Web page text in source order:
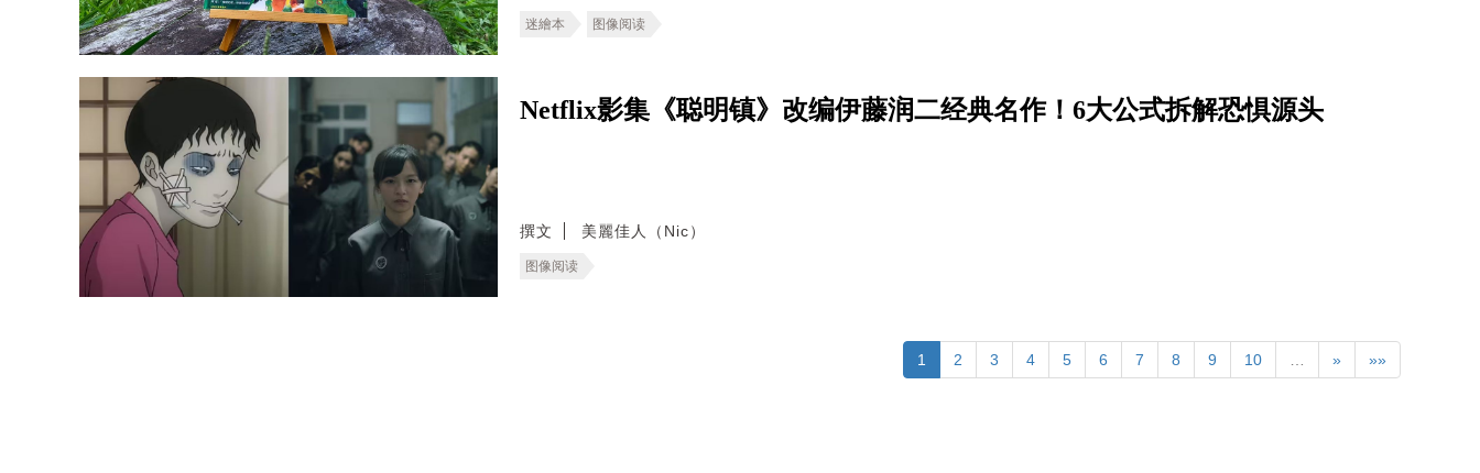
迷繪本 图像阅读
Netflix影集《聪明镇》改编伊藤润二经典名作！6大公式拆解恐惧源头
撰文 美麗佳人（Nic）
图像阅读
1 2 3 4 5 6 7 8 9 10 … » »»